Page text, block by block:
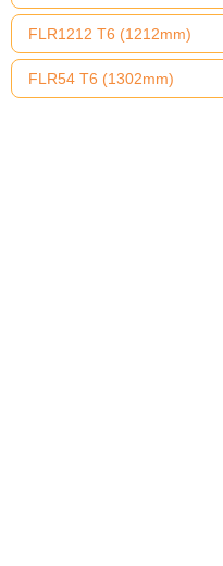
FLR1212 T6 (1212mm)
FLR54 T6 (1302mm)